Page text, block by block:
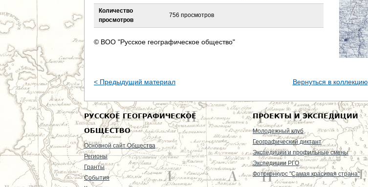
ьКоличество
просмотров
756 просмотров
© ВОО "Русское географическое общество"
< Предыдущий материал Вернуться в коллекцию
РУССКОЕ ГЕОГРАФИЧЕСКОЕ
ОБЩЕСТВО
Основной сайт Общества
Регионы
Гранты
События
ПРОЕКТЫ И ЭКСПЕДИЦИИ
Молодежный клуб
Географический диктант
Экспедиции и профильные смены
Экспедиции РГО
Фотоконкурс "Самая красивая страна"